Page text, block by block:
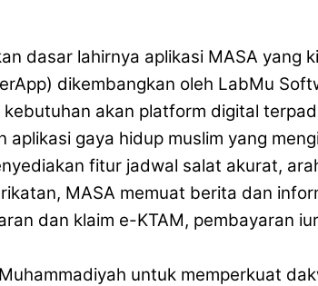
dasar lahirnya aplikasi MASA
dikembangkan oleh LabMu
akan platform digital
aplikasi gaya hidup muslim yang
fitur jadwal salat akurat,
MASA memuat berita dan
dan klaim e-KTAM, pembayaran
untuk memperkuat